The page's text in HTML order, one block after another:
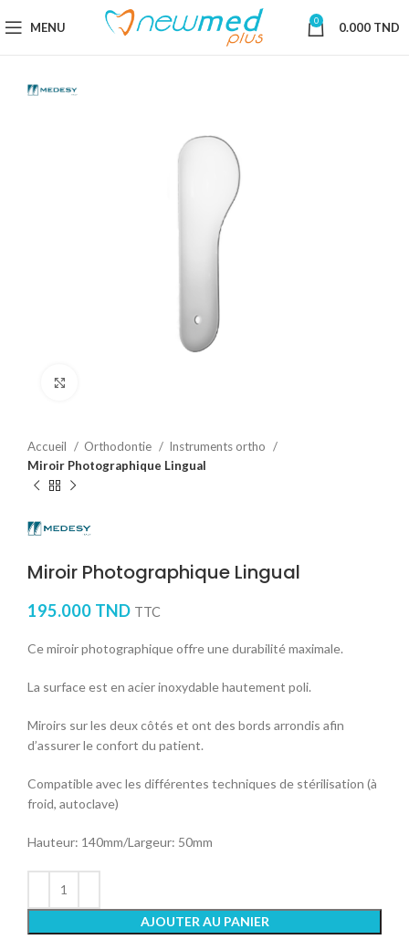
MENU 0 0.000 TND
Accueil Orthodontie
Instruments ortho
Miroir Photographique Lingual
Miroir Photographique Lingual
195.000 TND TTC
Ce miroir photographique offre une durabilité maximale.
La surface est en acier inoxydable hautement poli.
Miroirs sur les deux côtés et ont des bords arrondis afin
d’assurer le confort du patient.
Compatible avec les différentes techniques de stérilisation (à
froid, autoclave)
Hauteur: 140mm/Largeur: 50mm
AJOUTER AU PANIER